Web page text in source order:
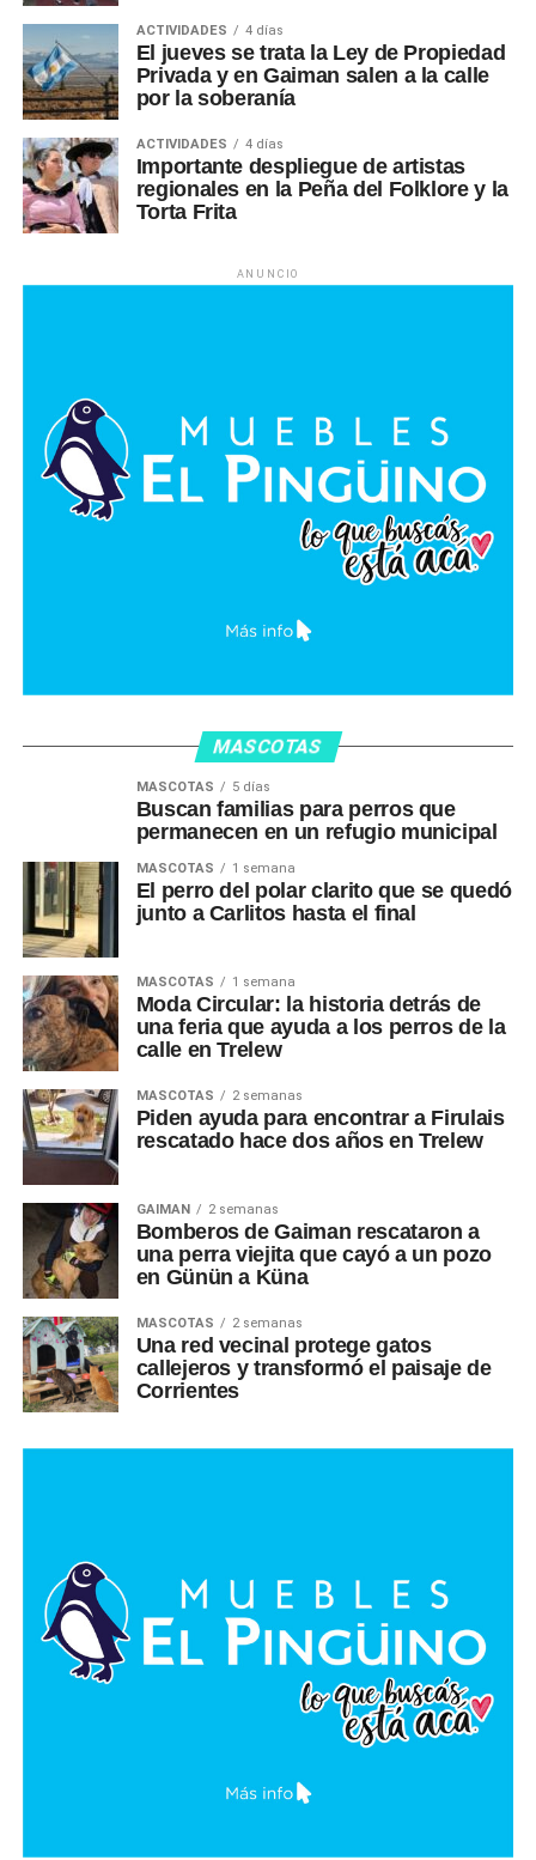
ACTIVIDADES 4 días
El jueves se trata la Ley de Propiedad
Privada y en Gaiman salen a la calle
por la soberanía
ACTIVIDADES 4 días
Importante despliegue de artistas
regionales en la Peña del Folklore y la
Torta Frita
ANUNCIO
MASCOTAS
MASCOTAS 5 días
Buscan familias para perros que
permanecen en un refugio municipal
MASCOTAS 1 semana
El perro del polar clarito que se quedó
junto a Carlitos hasta el final
MASCOTAS 1 semana
Moda Circular: la historia detrás de
una feria que ayuda a los perros de la
calle en Trelew
MASCOTAS 2 semanas
Piden ayuda para encontrar a Firulais
rescatado hace dos años en Trelew
GAIMAN 2 semanas
Bomberos de Gaiman rescataron a
una perra viejita que cayó a un pozo
en Günün a Küna
MASCOTAS 2 semanas
Una red vecinal protege gatos
callejeros y transformó el paisaje de
Corrientes